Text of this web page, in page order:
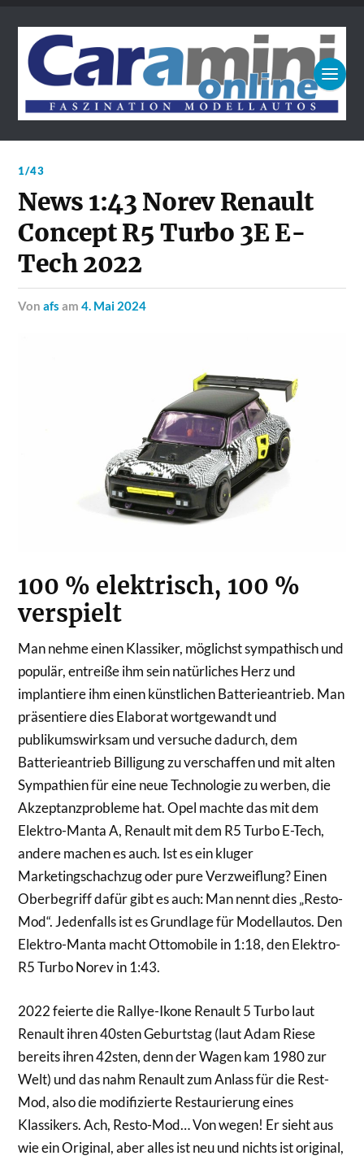
1/43
News 1:43 Norev Renault
Concept R5 Turbo 3E E-
Tech 2022
vonafs am4. Mai 2024
100 % elektrisch, 100 %
verspielt
Man nehme einen Klassiker, möglichst sympathisch und
populär, entreiße ihm sein natürliches Herz und
implantiere ihm einen künstlichen Batterieantrieb. Man
präsentiere dies Elaborat wortgewandt und
publikumswirksam und versuche dadurch, dem
Batterieantrieb Billigung zu verschaffen und mit alten
Sympathien für eine neue Technologie zu werben, die
Akzeptanzprobleme hat. Opel machte das mit dem
Elektro-Manta A, Renault mit dem R5 Turbo E-Tech,
andere machen es auch. Ist es ein kluger
Marketingschachzug oder pure Verzweiflung? Einen
Oberbegriff dafür gibt es auch: Man nennt dies „Resto-
Mod“. Jedenfalls ist es Grundlage für Modellautos. Den
Elektro-Manta macht Ottomobile in 1:18, den Elektro-
R5 Turbo Norev in 1:43.
2022 feierte die Rallye-Ikone Renault 5 Turbo laut
Renault ihren 40sten Geburtstag (laut Adam Riese
bereits ihren 42sten, denn der Wagen kam 1980 zur
Welt) und das nahm Renault zum Anlass für die Rest-
Mod, also die modifizierte Restaurierung eines
Klassikers. Ach, Resto-Mod… Von wegen! Er sieht aus
wie ein Original, aber alles ist neu und nichts ist original,